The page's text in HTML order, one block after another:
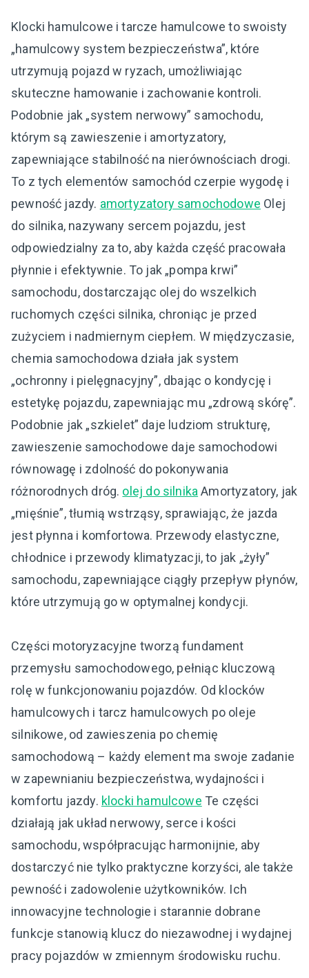
Klocki hamulcowe i tarcze hamulcowe to swoisty
„hamulcowy system bezpieczeństwa”, które
utrzymują pojazd w ryzach, umożliwiając
skuteczne hamowanie i zachowanie kontroli.
Podobnie jak „system nerwowy” samochodu,
którym są zawieszenie i amortyzatory,
zapewniające stabilność na nierównościach drogi.
To z tych elementów samochód czerpie wygodę i
pewność jazdy. amortyzatory samochodowe Olej
do silnika, nazywany sercem pojazdu, jest
odpowiedzialny za to, aby każda część pracowała
płynnie i efektywnie. To jak „pompa krwi”
samochodu, dostarczając olej do wszelkich
ruchomych części silnika, chroniąc je przed
zużyciem i nadmiernym ciepłem. W międzyczasie,
chemia samochodowa działa jak system
„ochronny i pielęgnacyjny”, dbając o kondycję i
estetykę pojazdu, zapewniając mu „zdrową skórę”.
Podobnie jak „szkielet” daje ludziom strukturę,
zawieszenie samochodowe daje samochodowi
równowagę i zdolność do pokonywania
różnorodnych dróg. olej do silnika Amortyzatory, jak
„mięśnie”, tłumią wstrząsy, sprawiając, że jazda
jest płynna i komfortowa. Przewody elastyczne,
chłodnice i przewody klimatyzacji, to jak „żyły”
samochodu, zapewniające ciągły przepływ płynów,
które utrzymują go w optymalnej kondycji.
Części motoryzacyjne tworzą fundament
przemysłu samochodowego, pełniąc kluczową
rolę w funkcjonowaniu pojazdów. Od klocków
hamulcowych i tarcz hamulcowych po oleje
silnikowe, od zawieszenia po chemię
samochodową – każdy element ma swoje zadanie
w zapewnianiu bezpieczeństwa, wydajności i
komfortu jazdy. klocki hamulcowe Te części
działają jak układ nerwowy, serce i kości
samochodu, współpracując harmonijnie, aby
dostarczyć nie tylko praktyczne korzyści, ale także
pewność i zadowolenie użytkowników. Ich
innowacyjne technologie i starannie dobrane
funkcje stanowią klucz do niezawodnej i wydajnej
pracy pojazdów w zmiennym środowisku ruchu.